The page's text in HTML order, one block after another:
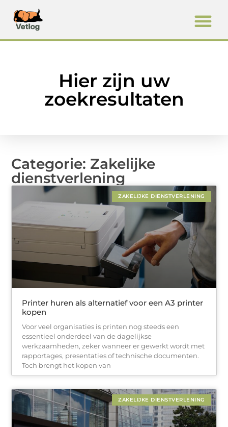
Hier zijn uw
zoekresultaten
Categorie: Zakelijke
dienstverlening
ZAKELIJKE DIENSTVERLENING
Printer huren als alternatief voor een A3 printer
kopen
Voor veel organisaties is printen nog steeds een
essentieel onderdeel van de dagelijkse
werkzaamheden, zeker wanneer er gewerkt wordt met
rapportages, presentaties of technische documenten.
Toch brengt het kopen van
ZAKELIJKE DIENSTVERLENING